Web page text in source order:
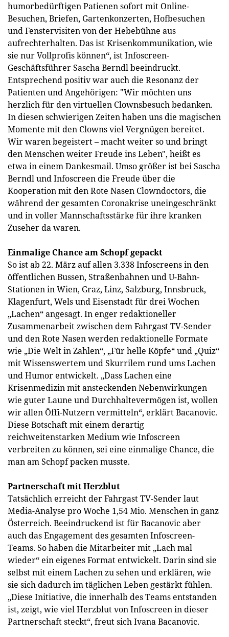
humorbedürftigen Patienen sofort mit Online-
Besuchen, Briefen, Gartenkonzerten, Hofbesuchen
und Fenstervisiten von der Hebebühne aus
aufrechterhalten. Das ist Krisenkommunikation, wie
sie nur Vollprofis können“, ist Infoscreen-
Geschäftsführer Sascha Berndl beeindruckt.
Entsprechend positiv war auch die Resonanz der
Patienten und Angehörigen: "Wir möchten uns
herzlich für den virtuellen Clownsbesuch bedanken.
In diesen schwierigen Zeiten haben uns die magischen
Momente mit den Clowns viel Vergnügen bereitet.
Wir waren begeistert – macht weiter so und bringt
den Menschen weiter Freude ins Leben", heißt es
etwa in einem Dankesmail. Umso größer ist bei Sascha
Berndl und Infoscreen die Freude über die
Kooperation mit den Rote Nasen Clowndoctors, die
während der gesamten Coronakrise uneingeschränkt
und in voller Mannschaftsstärke für ihre kranken
Zuseher da waren.
Einmalige Chance am Schopf gepackt
So ist ab 22. März auf allen 3.338 Infoscreens in den
öffentlichen Bussen, Straßenbahnen und U-Bahn-
Stationen in Wien, Graz, Linz, Salzburg, Innsbruck,
Klagenfurt, Wels und Eisenstadt für drei Wochen
„Lachen“ angesagt. In enger redaktioneller
Zusammenarbeit zwischen dem Fahrgast TV-Sender
und den Rote Nasen werden redaktionelle Formate
wie „Die Welt in Zahlen“, „Für helle Köpfe“ und „Quiz“
mit Wissenswertem und Skurrilem rund ums Lachen
und Humor entwickelt. „Dass Lachen eine
Krisenmedizin mit ansteckenden Nebenwirkungen
wie guter Laune und Durchhaltevermögen ist, wollen
wir allen Öffi-Nutzern vermitteln“, erklärt Bacanovic.
Diese Botschaft mit einem derartig
reichweitenstarken Medium wie Infoscreen
verbreiten zu können, sei eine einmalige Chance, die
man am Schopf packen musste.
Partnerschaft mit Herzblut
Tatsächlich erreicht der Fahrgast TV-Sender laut
Media-Analyse pro Woche 1,54 Mio. Menschen in ganz
Österreich. Beeindruckend ist für Bacanovic aber
auch das Engagement des gesamten Infoscreen-
Teams. So haben die Mitarbeiter mit „Lach mal
wieder“ ein eigenes Format entwickelt. Darin sind sie
selbst mit einem Lachen zu sehen und erklären, wie
sie sich dadurch im täglichen Leben gestärkt fühlen.
„Diese Initiative, die innerhalb des Teams entstanden
ist, zeigt, wie viel Herzblut von Infoscreen in dieser
Partnerschaft steckt“, freut sich Ivana Bacanovic.